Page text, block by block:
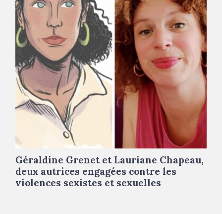
Géraldine Grenet et Lauriane Chapeau,
deux autrices engagées contre les
violences sexistes et sexuelles